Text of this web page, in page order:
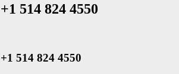
+1 514 824 4550
+1 514 824 4550